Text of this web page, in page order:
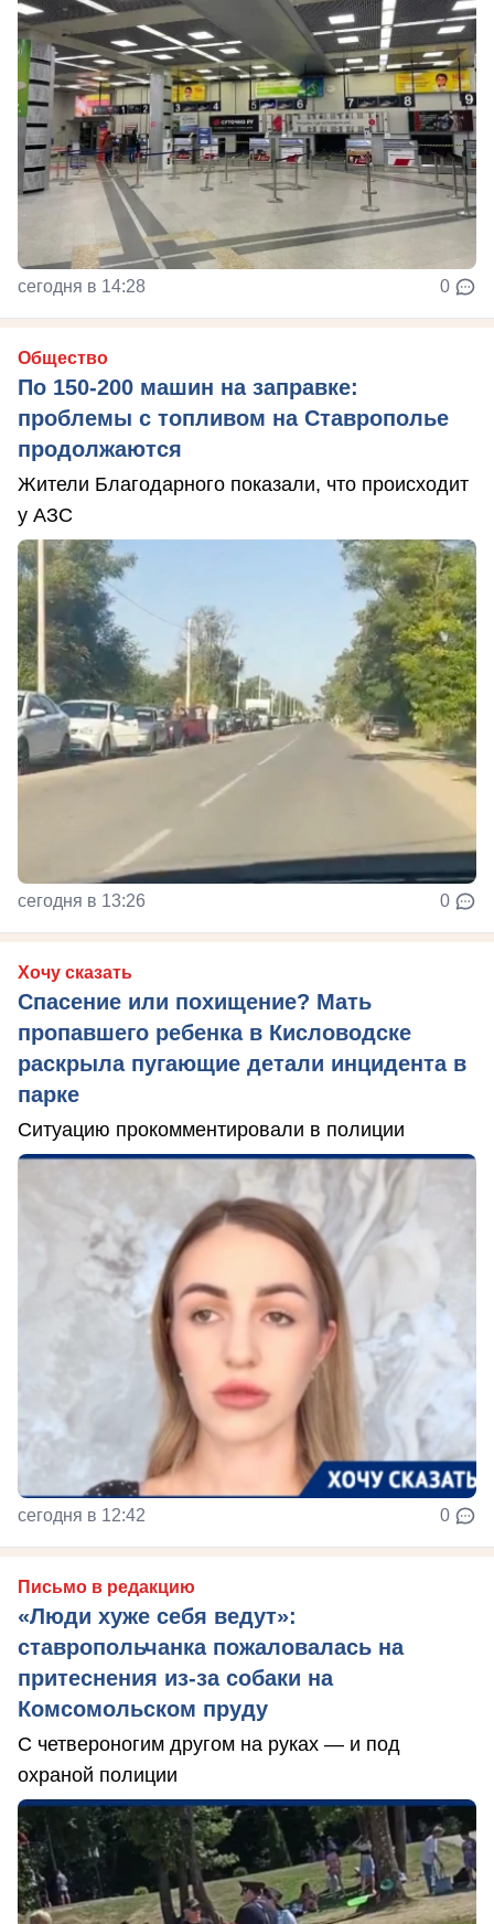
сегодня в 14:28 0
Общество
По 150-200 машин на заправке:
проблемы с топливом на Ставрополье
продолжаются
Жители Благодарного показали, что происходит
у АЗС
сегодня в 13:26 0
Хочу сказать
Спасение или похищение? Мать
пропавшего ребенка в Кисловодске
раскрыла пугающие детали инцидента в
парке
Ситуацию прокомментировали в полиции
сегодня в 12:42 0
Письмо в редакцию
«Люди хуже себя ведут»:
ставропольчанка пожаловалась на
притеснения из-за собаки на
Комсомольском пруду
С четвероногим другом на руках — и под
охраной полиции